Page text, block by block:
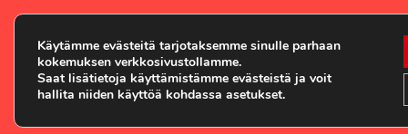
Käytämme evästeitä tarjotaksemme sinulle parhaan
kokemuksen verkkosivustollamme.
Saat lisätietoja käyttämistämme evästeistä ja voit
hallita niiden käyttöä kohdassa asetukset.